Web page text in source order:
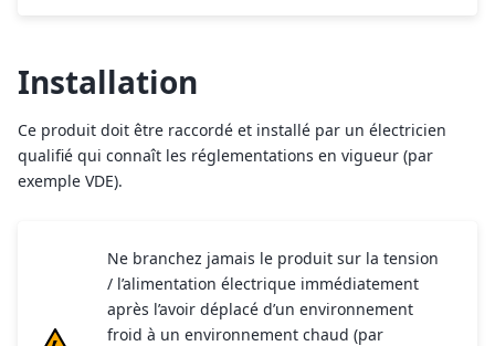
Installation
Ce produit doit être raccordé et installé par un électricien
qualifié qui connaît les réglementations en vigueur (par
exemple VDE).
Ne branchez jamais le produit sur la tension
/ l’alimentation électrique immédiatement
après l’avoir déplacé d’un environnement
froid à un environnement chaud (par